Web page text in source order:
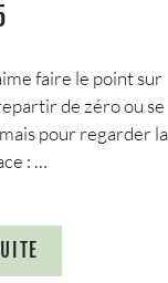
faire le point sur
de zéro ou se
pour regarder la
: …